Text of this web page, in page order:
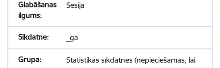
Sesija
_ga
Statistikas sīkdatnes (nepieciešamas, lai